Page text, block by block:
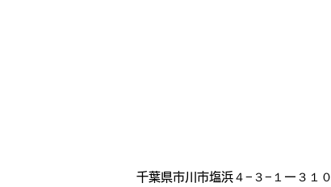
千葉県市川市塩浜４−３−１ー３１０